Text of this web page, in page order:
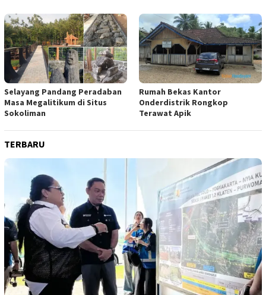
Selayang Pandang Peradaban
Masa Megalitikum di Situs
Sokoliman
Rumah Bekas Kantor
Onderdistrik Rongkop
Terawat Apik
TERBARU